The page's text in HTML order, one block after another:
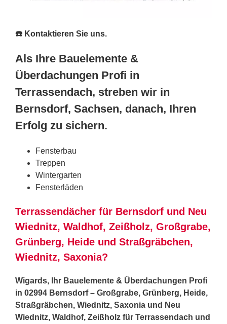
☎️ Kontaktieren Sie uns.
Als Ihre Bauelemente &
Überdachungen Profi in
Terrassendach, streben wir in
Bernsdorf, Sachsen, danach, Ihren
Erfolg zu sichern.
Fensterbau
Treppen
Wintergarten
Fensterläden
Terrassendächer für Bernsdorf und Neu
Wiednitz, Waldhof, Zeißholz, Großgrabe,
Grünberg, Heide und Straßgräbchen,
Wiednitz, Saxonia?
Wigards, Ihr Bauelemente & Überdachungen Profi
in 02994 Bernsdorf – Großgrabe, Grünberg, Heide,
Straßgräbchen, Wiednitz, Saxonia und Neu
Wiednitz, Waldhof, Zeißholz für Terrassendach und